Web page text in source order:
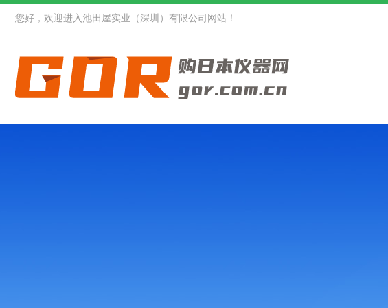
您好，欢迎进入池田屋实业（深圳）有限公司网站！